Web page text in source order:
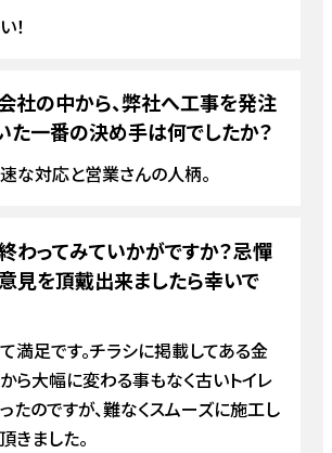
！
社の中から、弊社へ工事を発注
た一番の決め手は何でしたか？
な対応と営業さんの人柄。
わってみていかがですか？忌憚
見を頂戴出来ましたら幸いで
満足です。チラシに掲載してある金
ら大幅に変わる事もなく古いトイレ
たのですが、難なくスムーズに施工し
きました。